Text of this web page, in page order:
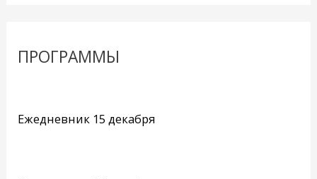
ПРОГРАММЫ
Ежедневник 15 декабря